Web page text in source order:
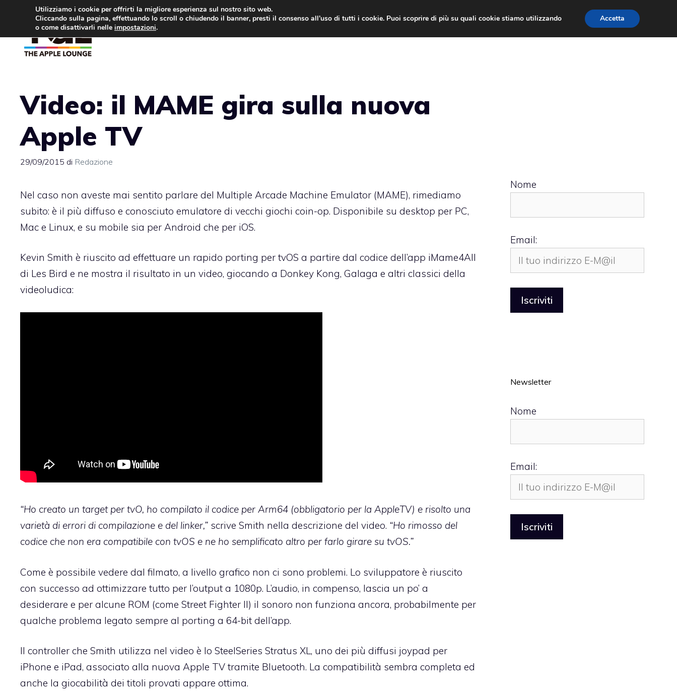
contenuto
Video: il MAME gira sulla nuova
Apple TV
29/09/2015 di Redazione
Nel caso non aveste mai sentito parlare del Multiple Arcade Machine Emulator (MAME), rimediamo
subito: è il più diffuso e conosciuto emulatore di vecchi giochi coin-op. Disponibile su desktop per PC,
Mac e Linux, e su mobile sia per Android che per iOS.
Kevin Smith è riuscito ad effettuare un rapido porting per tvOS a partire dal codice dell’app iMame4All
di Les Bird e ne mostra il risultato in un video, giocando a Donkey Kong, Galaga e altri classici della
videoludica:
“Ho creato un target per tvO, ho compilato il codice per Arm64 (obbligatorio per la AppleTV) e risolto una
varietà di errori di compilazione e del linker,” scrive Smith nella descrizione del video. “Ho rimosso del
codice che non era compatibile con tvOS e ne ho semplificato altro per farlo girare su tvOS.”
Come è possibile vedere dal filmato, a livello grafico non ci sono problemi. Lo sviluppatore è riuscito
con successo ad ottimizzare tutto per l’output a 1080p. L’audio, in compenso, lascia un po’ a
desiderare e per alcune ROM (come Street Fighter II) il sonoro non funziona ancora, probabilmente per
qualche problema legato sempre al porting a 64-bit dell’app.
Il controller che Smith utilizza nel video è lo SteelSeries Stratus XL, uno dei più diffusi joypad per
iPhone e iPad, associato alla nuova Apple TV tramite Bluetooth. La compatibilità sembra completa ed
anche la giocabilità dei titoli provati appare ottima.
Nome
Email:
Newsletter
Nome
Email:
Utilizziamo i cookie per offrirti la migliore esperienza sul nostro sito web.
Cliccando sulla pagina, effettuando lo scroll o chiudendo il banner, presti il consenso all’uso di tutti i cookie. Puoi scoprire di più su quali cookie stiamo utilizzando
o come disattivarli nelle impostazioni.
Accetta